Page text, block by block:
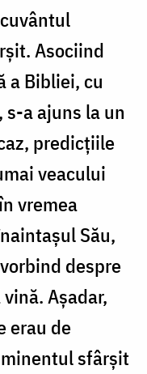
Asociind
a Bibliei, cu
a ajuns la un
predicțiile
veacului
vremea
Său,
despre
Așadar,
erau de
sfârșit